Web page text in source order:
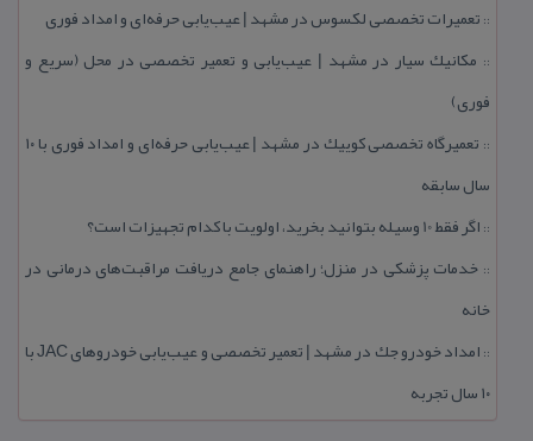
:: تعمیرات تخصصی لكسوس در مشهد | عیب‌یابی حرفه‌ای و امداد فوری
:: مكانیك سیار در مشهد | عیب‌یابی و تعمیر تخصصی در محل (سریع و
فوری)
::
تعمیرگاه تخصصی كوییك در مشهد | عیب‌یابی حرفه‌ای و امداد فوری با ۱۰
سال سابقه
:: اگر فقط 10 وسیله بتوانید بخرید، اولویت با كدام تجهیزات است؟
:: خدمات پزشكی در منزل؛ راهنمای جامع دریافت مراقبت‌های درمانی در
خانه
::
امداد خودرو جك در مشهد | تعمیر تخصصی و عیب‌یابی خودروهای JAC با
۱۰ سال تجربه